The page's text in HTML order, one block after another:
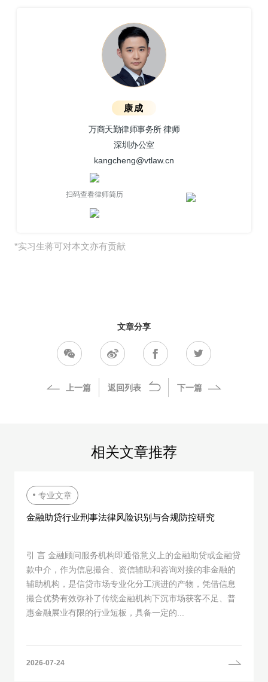
康成
万商天勤律师事务所 律师
深圳办公室
kangcheng@vtlaw.cn
扫码查看律师简历
*实习生蒋可对本文亦有贡献
文章分享
上一篇 返回列表 下一篇
相关文章推荐
专业文章
金融助贷行业刑事法律风险识别与合规防控研究
引 言 金融顾问服务机构即通俗意义上的金融助贷或金融贷
款中介，作为信息撮合、资信辅助和咨询对接的非金融的
辅助机构，是信贷市场专业化分工演进的产物，凭借信息
撮合优势有效弥补了传统金融机构下沉市场获客不足、普
惠金融展业有限的行业短板，具备一定的...
2026-07-24